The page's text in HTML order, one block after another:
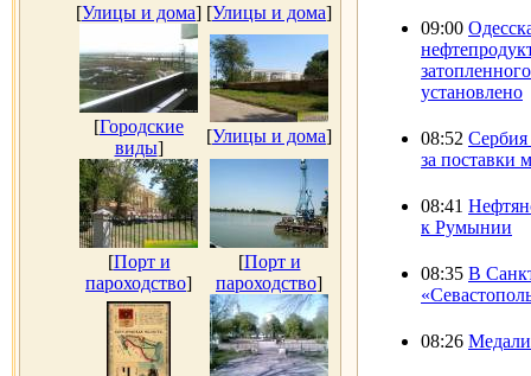
[Улицы и дома] [Улицы и дома]
[Городские
виды]
[Улицы и дома]
[Порт и
пароходство]
[Порт и
пароходство]
09:00
установлено
08:52 Сербия
за поставки
08:41
к Румынии
08:35 В
08:26